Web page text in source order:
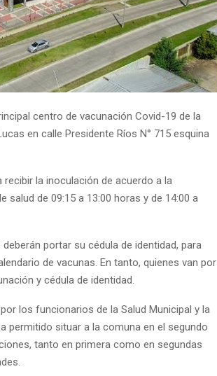
centro de vacunación Covid-19 de la
en calle Presidente Ríos N° 715 esquina
la inoculación de acuerdo a la
salud de 09:15 a 13:00 horas y de 14:00 a
portar su cédula de identidad, para
de vacunas. En tanto, quienes van por
y cédula de identidad.
los funcionarios de la Salud Municipal y la
permitido situar a la comuna en el segundo
tanto en primera como en segundas